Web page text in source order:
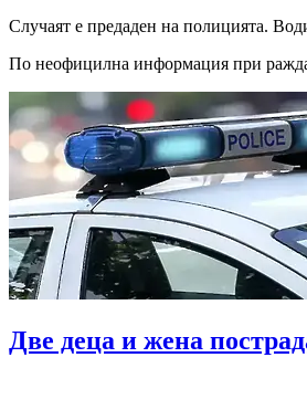
Случаят е предаден на полицията.
По неофицилна информация при
Две деца и жена